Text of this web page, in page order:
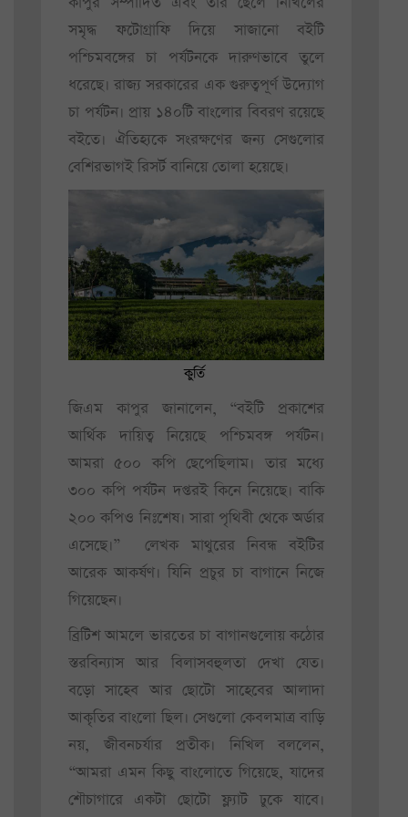
সমৃদ্ধ ফটোগ্রাফি দিয়ে সাজানো বইটি
পশ্চিমবঙ্গের চা পর্যটনকে দারুণভাবে তুলে
ধরেছে। রাজ্য সরকারের এক গুরুত্বপূর্ণ উদ্যোগ
চা পর্যটন। প্রায় ১৪০টি বাংলোর বিবরণ রয়েছে
বইতে। ঐতিহ্যকে সংরক্ষণের জন্য সেগুলোর
বেশিরভাগই রিসর্ট বানিয়ে তোলা হয়েছে।
কুর্তি
জিএম কাপুর জানালেন, “বইটি প্রকাশের
আর্থিক দায়িত্ব নিয়েছে পশ্চিমবঙ্গ পর্যটন।
আমরা ৫০০ কপি ছেপেছিলাম। তার মধ্যে
৩০০ কপি পর্যটন দপ্তরই কিনে নিয়েছে। বাকি
২০০ কপিও নিঃশেষ। সারা পৃথিবী থেকে অর্ডার
এসেছে।” লেখক মাথুরের নিবন্ধ বইটির
আরেক আকর্ষণ। যিনি প্রচুর চা বাগানে নিজে
গিয়েছেন।
ব্রিটিশ আমলে ভারতের চা বাগানগুলোয় কঠোর
স্তরবিন্যাস আর বিলাসবহুলতা দেখা যেত।
বড়ো সাহেব আর ছোটো সাহেবের আলাদা
আকৃতির বাংলো ছিল। সেগুলো কেবলমাত্র বাড়ি
নয়, জীবনচর্যার প্রতীক। নিখিল বললেন,
“আমরা এমন কিছু বাংলোতে গিয়েছে, যাদের
শৌচাগারে একটা ছোটো ফ্ল্যাট ঢুকে যাবে।